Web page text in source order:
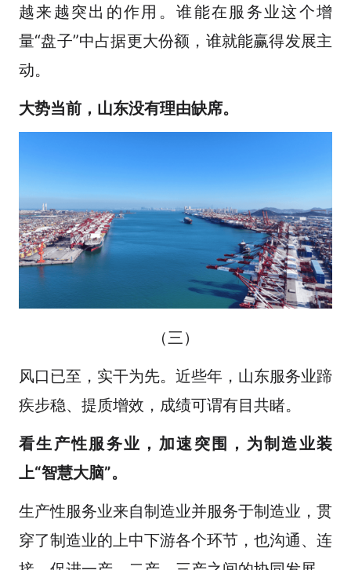
越来越突出的作用。谁能在服务业这个增
量“盘子”中占据更大份额，谁就能赢得发展主
动。
大势当前，山东没有理由缺席。
（三）
风口已至，实干为先。近些年，山东服务业蹄
疾步稳、提质增效，成绩可谓有目共睹。
看生产性服务业，加速突围，为制造业装
上“智慧大脑”。
生产性服务业来自制造业并服务于制造业，贯
穿了制造业的上中下游各个环节，也沟通、连